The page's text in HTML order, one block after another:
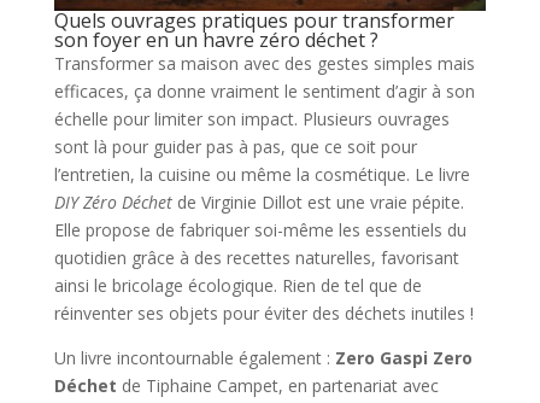
Quels ouvrages pratiques pour transformer
son foyer en un havre zéro déchet ?
Transformer sa maison avec des gestes simples mais
efficaces, ça donne vraiment le sentiment d’agir à son
échelle pour limiter son impact. Plusieurs ouvrages
sont là pour guider pas à pas, que ce soit pour
l’entretien, la cuisine ou même la cosmétique. Le livre
DIY Zéro Déchetde Virginie Dillot est une vraie pépite.
Elle propose de fabriquer soi-même les essentiels du
quotidien grâce à des recettes naturelles, favorisant
ainsi le bricolage écologique. Rien de tel que de
réinventer ses objets pour éviter des déchets inutiles !
Un livre incontournable également : Zero Gaspi Zero
Déchet de Tiphaine Campet, en partenariat avec